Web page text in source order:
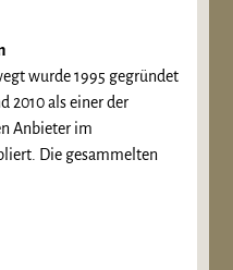
wurde 1995 gegründet
2010 als einer der
Anbieter im
Die gesammelten